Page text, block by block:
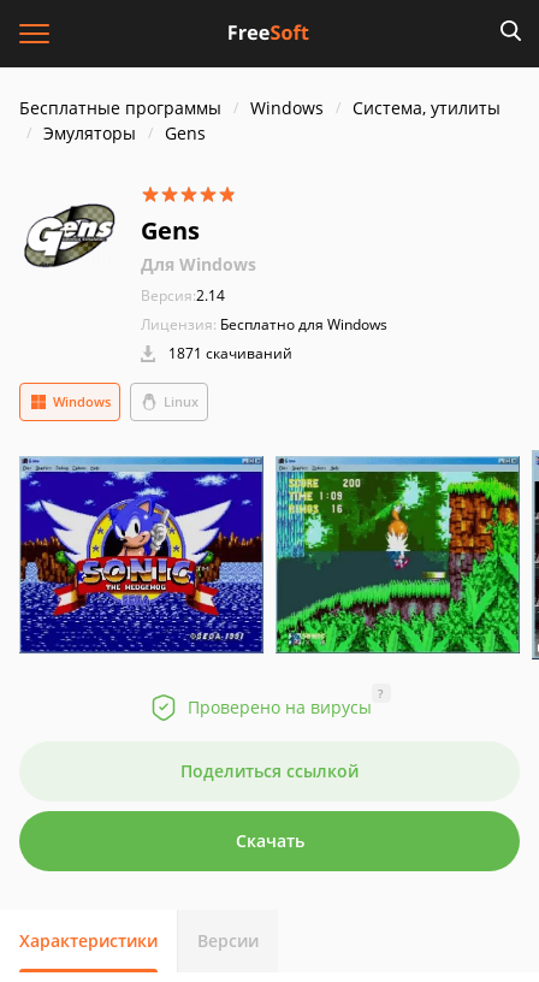
Бесплатные программы Windows
Система, утилиты
Эмуляторы
Gens
Gens
Для Windows
Версия:2.14
Лицензия: Бесплатно для Windows
1871 скачиваний
Windows Linux
Проверено на вирусы
?
Поделиться ссылкой
Скачать
Характеристики Версии